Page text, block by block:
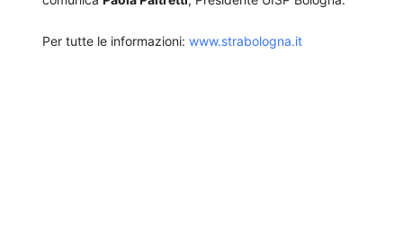
Per tutte le informazioni: www.strabologna.it